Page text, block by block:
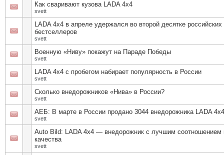
Как сваривают кузова LADA 4x4
svett
LADA 4х4 в апреле удержался во второй десятке российских
бестселлеров
svett
Военную «Ниву» покажут на Параде Победы
svett
LADA 4х4 с пробегом набирает популярность в России
svett
Сколько внедорожников «Нива» в России?
svett
АЕБ: В марте в России продано 3044 внедорожника LADA 4х4
svett
Auto Bild: LADA 4х4 — внедорожник с лучшим соотношением
качества
svett